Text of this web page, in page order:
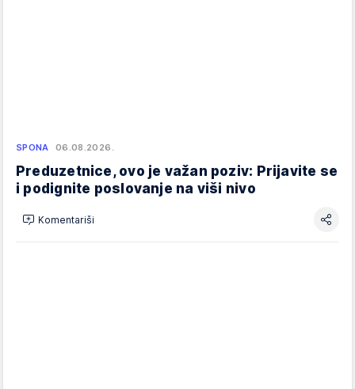
SPONA 06.08.2026.
Preduzetnice, ovo je važan poziv: Prijavite se
i podignite poslovanje na viši nivo
Komentariši